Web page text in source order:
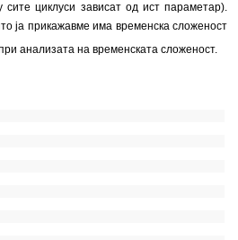
циклуси зависат од ист параметар).
ја прикажавме има временска сложеност
анализата на временската сложеност.